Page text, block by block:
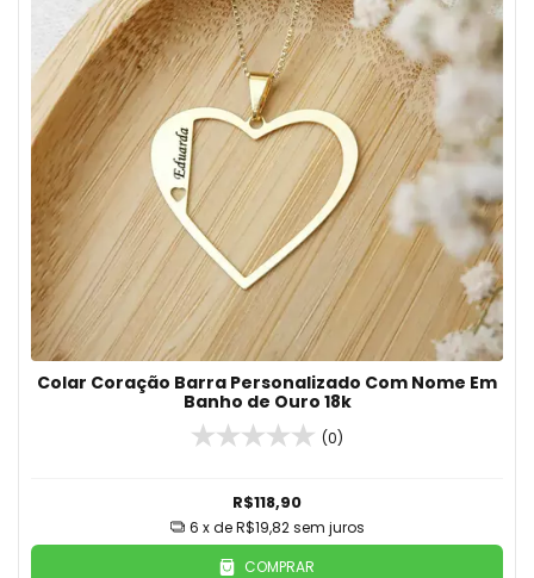
Colar Coração Barra Personalizado Com Nome Em
Banho de Ouro 18k
(0)
R$118,90
6 x deR$19,82 sem juros
COMPRAR